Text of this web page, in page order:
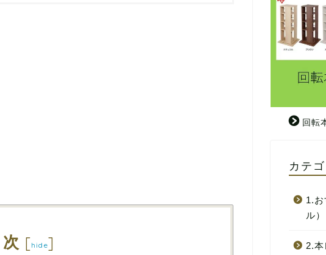
[hide]
回転
カテ
1.
ル）
2.本